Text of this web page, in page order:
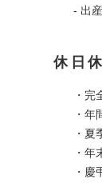
- 出
休日
・完
・年
・夏
・年
・慶